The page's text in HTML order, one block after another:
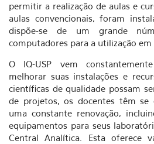
permitir a realização de aulas e
aulas convencionais, foram
dispõe-se de um grande
computadores para a utilização em
O IQ-USP vem
melhorar suas instalações e
científicas de qualidade possam
de projetos, os docentes têm se
uma constante renovação,
equipamentos para seus
Central Analítica. Esta oferece